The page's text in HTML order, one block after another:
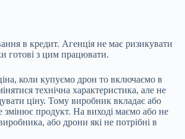
в кредит. Агенція не має ризикувати
готові з цим працювати.
коли купуємо дрон то включаємо в
технічна характеристика, але не
ціну. Тому виробник вкладає або
змінює продукт. На виході маємо або не
або дрони які не потрібні в